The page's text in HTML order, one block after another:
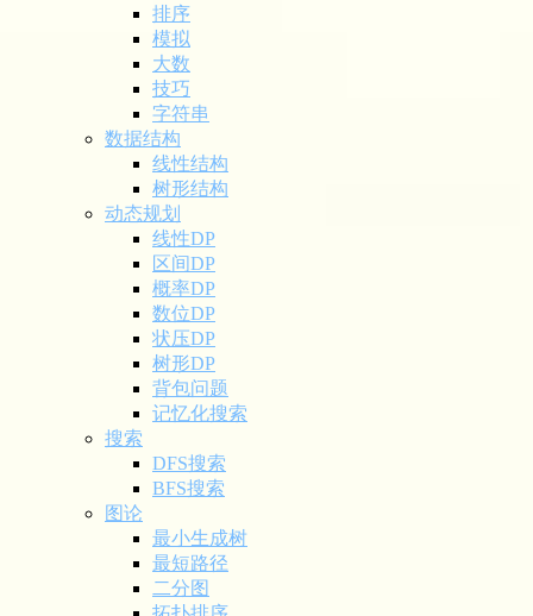
排序
模拟
大数
技巧
字符串
数据结构
线性结构
树形结构
动态规划
线性DP
区间DP
概率DP
数位DP
状压DP
树形DP
背包问题
记忆化搜索
搜索
DFS搜索
BFS搜索
图论
最小生成树
最短路径
二分图